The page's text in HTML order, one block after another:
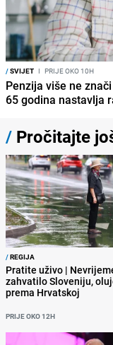
/SVIJET I PRIJE OKO 10H
Penzija više ne
65 godina nastavlja
/ Pročitajte
/REGIJA
Pratite uživo |
zahvatilo Sloveniju,
prema Hrvatskoj
PRIJE OKO 12H